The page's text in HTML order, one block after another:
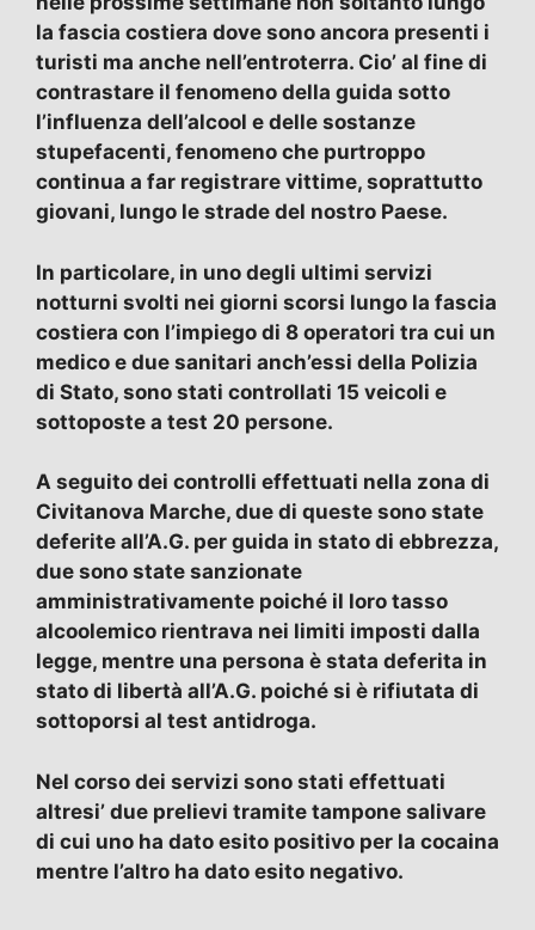
la fascia costiera dove sono ancora presenti i
turisti ma anche nell’entroterra. Cio’ al fine di
contrastare il fenomeno della guida sotto
l’influenza dell’alcool e delle sostanze
stupefacenti, fenomeno che purtroppo
continua a far registrare vittime, soprattutto
giovani, lungo le strade del nostro Paese.
In particolare, in uno degli ultimi servizi
notturni svolti nei giorni scorsi lungo la fascia
costiera con l’impiego di 8 operatori tra cui un
medico e due sanitari anch’essi della Polizia
di Stato, sono stati controllati 15 veicoli e
sottoposte a test 20 persone.
A seguito dei controlli effettuati nella zona di
Civitanova Marche, due di queste sono state
deferite all’A.G. per guida in stato di ebbrezza,
due sono state sanzionate
amministrativamente poiché il loro tasso
alcoolemico rientrava nei limiti imposti dalla
legge, mentre una persona è stata deferita in
stato di libertà all’A.G. poiché si è rifiutata di
sottoporsi al test antidroga.
Nel corso dei servizi sono stati effettuati
altresi’ due prelievi tramite tampone salivare
di cui uno ha dato esito positivo per la cocaina
mentre l’altro ha dato esito negativo.